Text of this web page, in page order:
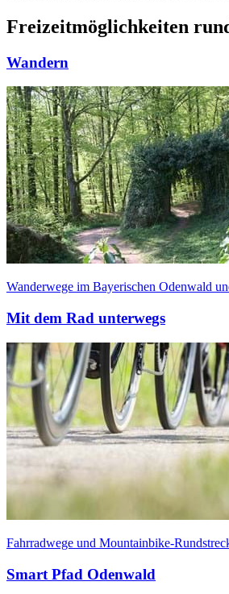
Freizeitmöglichkeiten
Wandern
Wanderwege im Bayerischen Odenwald
Mit dem Rad unterwegs
Fahrradwege und Mountainbike-
Smart Pfad Odenwald